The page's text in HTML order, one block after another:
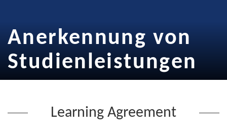
Anerkennung von
Studienleistungen
Learning Agreement